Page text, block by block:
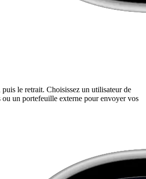
le retrait. Choisissez un utilisateur de
un portefeuille externe pour envoyer vos